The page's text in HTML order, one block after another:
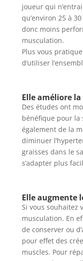
joueur qui
qu’environ 25 à
donc moins
musculation.
Plus vous
d’utiliser
Elle améliore
Des études ont
bénéfique pour la
également de la
diminuer
graisses dans le
s’adapter plus
Elle augmente
Si vous souhaitez
musculation. En
de conserver ou
pour effet des
muscles. Pour